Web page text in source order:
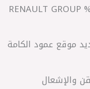
موقع عمود الكامة
والإشعال